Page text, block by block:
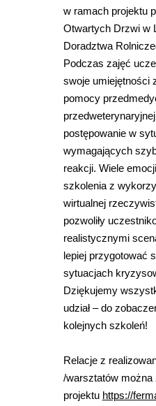
w ramach projektu
Otwartych Drzwi w
Doradztwa
Podczas zajęć
swoje umiejętności
pomocy
postępowanie w
wymagających
reakcji. Wiele
szkolenia z
wirtualnej
pozwoliły
realistycznymi
lepiej przygotować
sytuacjach
Dziękujemy
udział – do
kolejnych szkoleń!
Relacje z
/warsztatów można
projektu https://